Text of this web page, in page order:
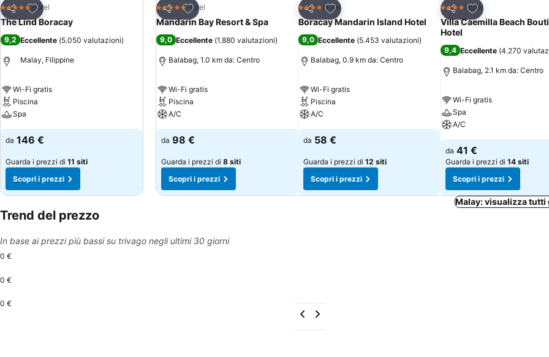
Condividi
Aggiungi ai preferiti
5 Stelle Hotel
The Lind Boracay
9,2 Eccellente (5.050 valutazioni)
Malay, Filippine
Wi-Fi gratis
Piscina
Spa
da 146 €
Guarda i prezzi di 11 siti
Scopri i prezzi
Condividi
Aggiungi ai preferiti
5 Stelle Hotel
Mandarin Bay Resort & Spa
9,0 Eccellente (1.880 valutazioni)
Balabag, 1.0 km da: Centro
Wi-Fi gratis
Piscina
A/C
da 98 €
Guarda i prezzi di 8 siti
Scopri i prezzi
Condividi
Aggiungi ai preferiti
4 StelleHotel
Boracay Mandarin Island Hotel
9,0 Eccellente (5.453 valutazioni)
Balabag, 0.9 km da: Centro
Wi-Fi gratis
Piscina
A/C
da 58 €
Guarda i prezzi di 12 siti
Scopri i prezzi
Condividi
Aggiungi ai
4 StelleHotel
Villa Caemilla Beach
Hotel
9,4 Eccellente (4.270
Balabag, 2.1 km da: Centro
Wi-Fi gratis
Spa
A/C
da 41 €
Guarda i prezzi di 14 siti
Scopri i prezzi
Malay: visualizza tutti
Trend del prezzo
In base ai prezzi più bassi su trivago negli ultimi 30 giorni
0 €
0 €
0 €